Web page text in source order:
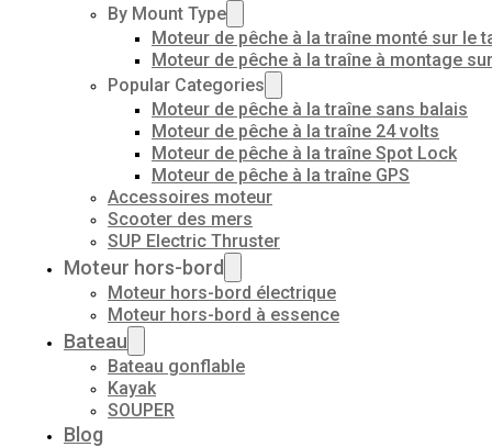
By Mount Type
Moteur de pêche à la traîne monté sur le
Moteur de pêche à la traîne à montage
Popular Categories
Moteur de pêche à la traîne sans balais
Moteur de pêche à la traîne 24 volts
Moteur de pêche à la traîne Spot Lock
Moteur de pêche à la traîne GPS
Accessoires moteur
Scooter des mers
SUP Electric Thruster
Moteur hors-bord
Moteur hors-bord électrique
Moteur hors-bord à essence
Bateau
Bateau gonflable
Kayak
SOUPER
Blog